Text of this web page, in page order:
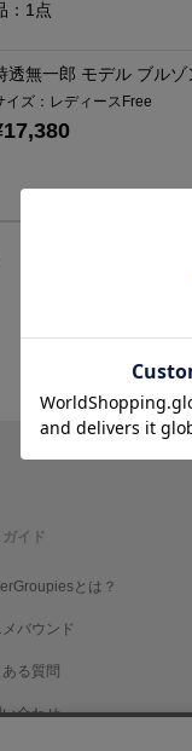
1 点
透無一郎 モデル ブルゾ
イズ：レディースFree
ログイ
イド
とは？
バウンド
る質問
合わせ